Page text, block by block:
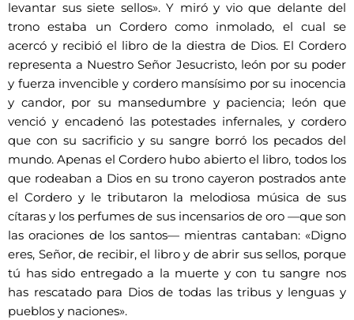
levantar sus siete sellos». Y miró y vio que delante del
trono estaba un Cordero como inmolado, el cual se
acercó y recibió el libro de la diestra de Dios. El Cordero
representa a Nuestro Señor Jesucristo, león por su poder
y fuerza invencible y cordero mansísimo por su inocencia
y candor, por su mansedumbre y paciencia; león que
venció y encadenó las potestades infernales, y cordero
que con su sacrificio y su sangre borró los pecados del
mundo. Apenas el Cordero hubo abierto el libro, todos los
que rodeaban a Dios en su trono cayeron postrados ante
el Cordero y le tributaron la melodiosa música de sus
cítaras y los perfumes de sus incensarios de oro —que son
las oraciones de los santos— mientras cantaban: «Digno
eres, Señor, de recibir, el libro y de abrir sus sellos, porque
tú has sido entregado a la muerte y con tu sangre nos
has rescatado para Dios de todas las tribus y lenguas y
pueblos y naciones».